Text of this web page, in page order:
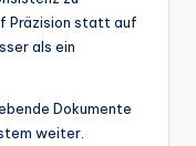
Präzision statt auf
als ein
Dokumente
weiter.